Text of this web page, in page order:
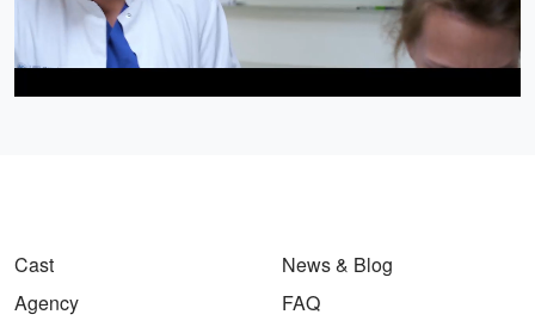
Ton
Geladen:
47.91%
Open
Cast
Agency
News & Blog
FAQ